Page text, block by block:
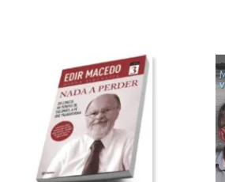
50%
dcto.
$ 59.19
$ 29.59